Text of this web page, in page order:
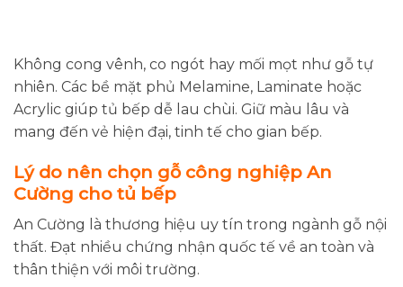
Không cong vênh, co ngót hay mối mọt như gỗ tự
nhiên. Các bề mặt phủ Melamine, Laminate hoặc
Acrylic giúp tủ bếp dễ lau chùi. Giữ màu lâu và
mang đến vẻ hiện đại, tinh tế cho gian bếp.
Lý do nên chọn gỗ công nghiệp An
Cường cho tủ bếp
An Cường là thương hiệu uy tín trong ngành gỗ nội
thất. Đạt nhiều chứng nhận quốc tế về an toàn và
thân thiện với môi trường.